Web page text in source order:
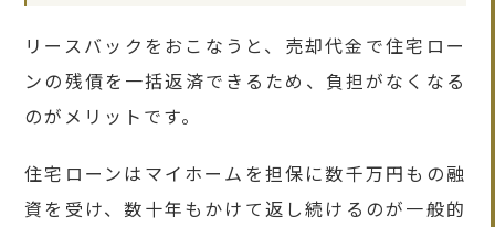
リースバックをおこなうと、売却代金で住宅ロー
ンの残債を一括返済できるため、負担がなくなる
のがメリットです。
住宅ローンはマイホームを担保に数千万円もの融
資を受け、数十年もかけて返し続けるのが一般的